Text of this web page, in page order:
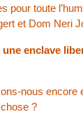
pour toute
et Dom Neri
enclave
nous encore
chose ?